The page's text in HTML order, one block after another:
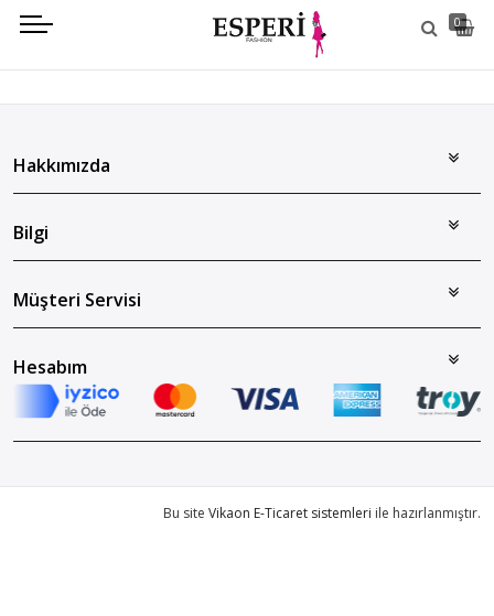
0
Hakkımızda
Bilgi
Müşteri Servisi
Hesabım
Bu site Vikaon E-Ticaret sistemleri ile hazırlanmıştır.